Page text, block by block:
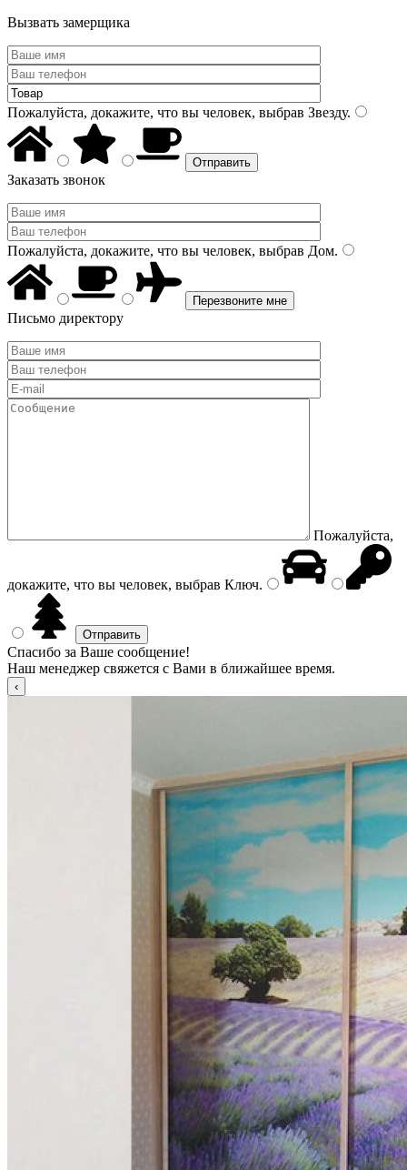
Вызвать замерщика
Пожалуйста, докажите, что вы человек, выбрав Звезду.
Заказать звонок
Пожалуйста, докажите, что вы человек, выбрав Дом.
Письмо директору
Пожалуйста,
докажите, что вы человек, выбрав Ключ.
Спасибо за Ваше сообщение!
Наш менеджер свяжется с Вами в ближайшее время.